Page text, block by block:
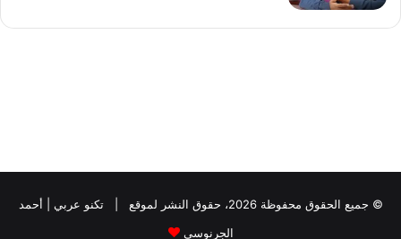
© جميع الحقوق محفوظة 2026، حقوق النشر لموقع |
تكنو عربي | أحمد
الجرنوسي